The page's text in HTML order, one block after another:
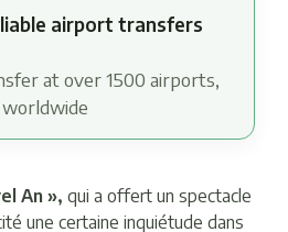
airport transfers
at over 1500 airports,
An », qui a offert un spectacle
une certaine inquiétude dans